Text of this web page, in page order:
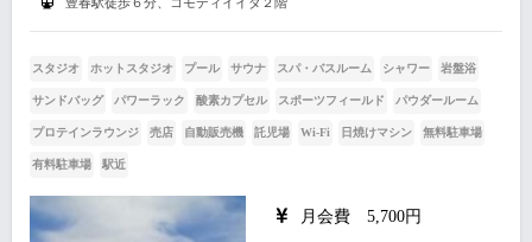
スタジオ ホットスタジオ プール サウナ スパ・バスルーム シャワー 岩盤浴
サンドバッグ パワーラック 酸素カプセル スポーツフィールド パウダールーム
プロテインラウンジ 売店 自動販売機 託児場 Wi-Fi 日焼けマシン 無料駐車場
有料駐車場 駅近
月会費 5,700円